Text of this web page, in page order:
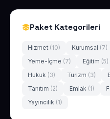
Paket Kategorileri
Hizmet (10) Kurumsal (7)
Yeme-İçme (7) Eğitim (5)
Hukuk (3) Turizm (3)
Tanıtım (2) Emlak (1)
Yayıncılık (1)